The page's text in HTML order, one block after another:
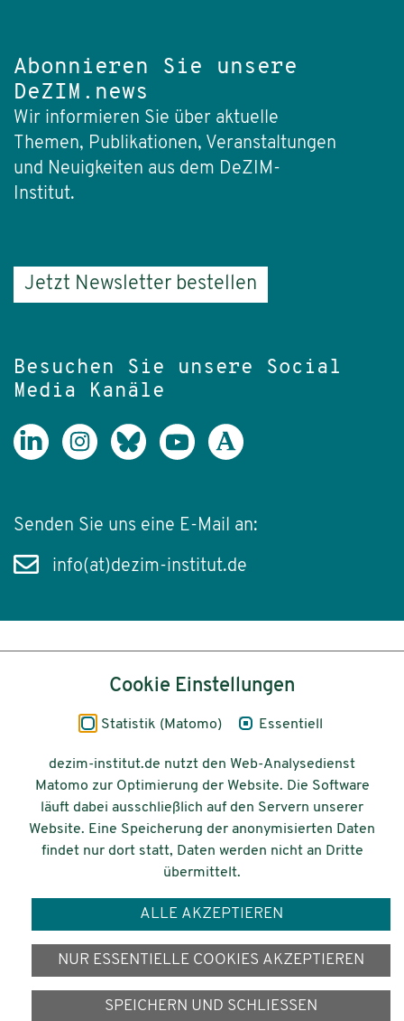
Abonnieren Sie unsere
DeZIM.news
Wir informieren Sie über aktuelle
Themen, Publikationen, Veranstaltungen
und Neuigkeiten aus dem DeZIM-
Institut.
Jetzt Newsletter bestellen
Besuchen Sie unsere Social
Media Kanäle
Senden Sie uns eine E-Mail an:
info(at)dezim-institut.de
Impressum
Datenschutz
Barrierefreiheit
© 2026 Deutsches Zentrum für
Integrations-
und Migrationsforschung DeZIM e.V.
Cookie Einstellungen
Statistik (Matomo) Essentiell
dezim-institut.de nutzt den Web-Analysedienst
Matomo zur Optimierung der Website. Die Software
läuft dabei ausschließlich auf den Servern unserer
Website. Eine Speicherung der anonymisierten Daten
findet nur dort statt, Daten werden nicht an Dritte
übermittelt.
ALLE AKZEPTIEREN
NUR ESSENTIELLE COOKIES AKZEPTIEREN
SPEICHERN UND SCHLIESSEN